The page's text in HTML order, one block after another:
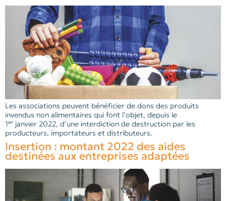
Les associations peuvent bénéficier de dons des produits
invendus non alimentaires qui font l’objet, depuis le
1er janvier 2022, d’une interdiction de destruction par les
producteurs, importateurs et distributeurs.
Insertion : montant 2022 des aides
destinées aux entreprises adaptées